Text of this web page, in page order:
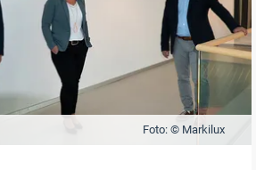
Foto: © Markilux